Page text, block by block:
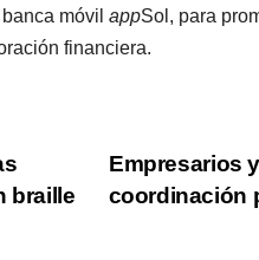
móvil appSol, para
financiera.
Empresarios
coordinación
braille